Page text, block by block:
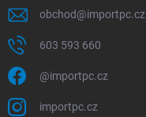
obchod@importpc.cz
603 593 660
@importpc.cz
importpc.cz